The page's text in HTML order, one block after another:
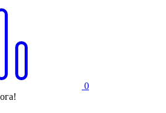
0